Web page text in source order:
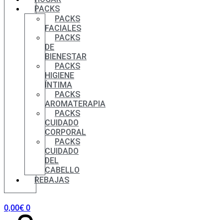
PACKS
PACKS
FACIALES
PACKS
DE
BIENESTAR
PACKS
HIGIENE
ÍNTIMA
PACKS
AROMATERAPIA
PACKS
CUIDADO
CORPORAL
PACKS
CUIDADO
DEL
CABELLO
REBAJAS
0,00€0